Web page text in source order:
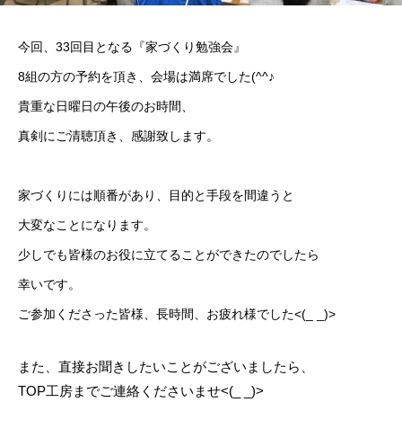
今回、33回目となる『家づくり勉強会』
8組の方の予約を頂き、会場は満席でした(^^♪
貴重な日曜日の午後のお時間、
真剣にご清聴頂き、感謝致します。
家づくりには順番があり、目的と手段を間違うと
大変なことになります。
少しでも皆様のお役に立てることができたのでしたら
幸いです。
ご参加くださった皆様、長時間、お疲れ様でした<(_ _)>
また、直接お聞きしたいことがございましたら、
TOP工房までご連絡くださいませ<(_ _)>